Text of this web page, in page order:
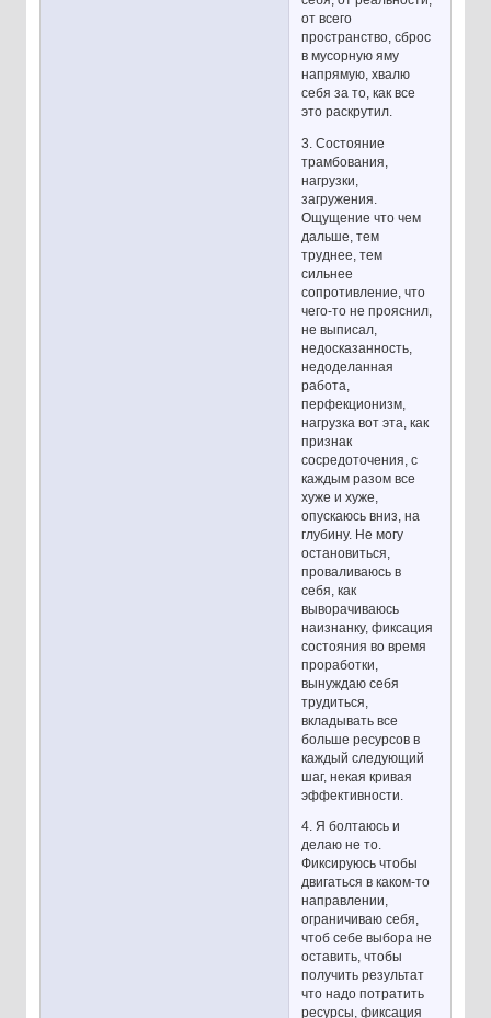
от всего
пространство, сброс
в мусорную яму
напрямую, хвалю
себя за то, как все
это раскрутил.
3. Состояние
трамбования,
нагрузки,
загружения.
Ощущение что чем
дальше, тем
труднее, тем
сильнее
сопротивление, что
чего-то не прояснил,
не выписал,
недосказанность,
недоделанная
работа,
перфекционизм,
нагрузка вот эта, как
признак
сосредоточения, с
каждым разом все
хуже и хуже,
опускаюсь вниз, на
глубину. Не могу
остановиться,
проваливаюсь в
себя, как
выворачиваюсь
наизнанку, фиксация
состояния во время
проработки,
вынуждаю себя
трудиться,
вкладывать все
больше ресурсов в
каждый следующий
шаг, некая кривая
эффективности.
4. Я болтаюсь и
делаю не то.
Фиксируюсь чтобы
двигаться в каком-то
направлении,
ограничиваю себя,
чтоб себе выбора не
оставить, чтобы
получить результат
что надо потратить
ресурсы, фиксация